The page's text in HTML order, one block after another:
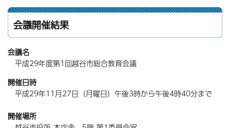
会議開催結果
会議名
平成29年度第1回越谷市総合教育会議
開催日時
平成29年11月27日（月曜日）午後3時から午後4時40分まで
開催場所